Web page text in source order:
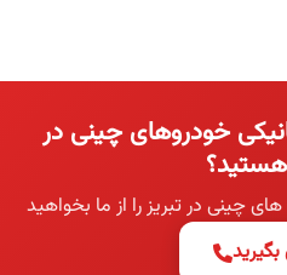
خودروهای چینی در
هستید؟
چینی در تبریز را از ما بخواهید